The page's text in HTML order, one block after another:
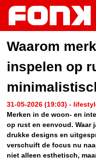
Waarom
inspelen op
31-05-2026 (19:03) -
Merken in de woon- en
op rust en eenvoud. Waar
drukke designs en
verschuift de focus nu
niet alleen esthetisch,